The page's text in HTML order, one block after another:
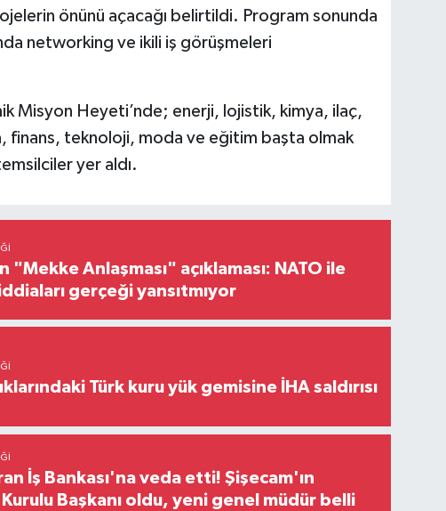
önünü açacağı belirtildi. Program sonunda
networking ve ikili iş görüşmeleri
Misyon Heyeti’nde; enerji, lojistik, kimya, ilaç,
finans, teknoloji, moda ve eğitim başta olmak
yer aldı.
"Mekke Anlaşması" açıklaması: NATO ile
gerçeği yansıtmıyor
Türk kuru yük gemisine İHA saldırısı
İş Bankası'na veda etti! Şişecam'ın
Başkanı oldu, yeni genel müdür belli